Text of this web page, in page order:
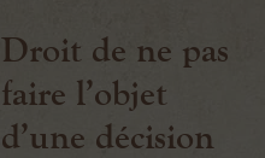
Droit de ne pas
faire l’objet
d’une décision